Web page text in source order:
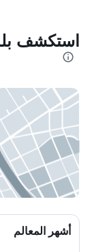
استكشف
أشهر المعالم